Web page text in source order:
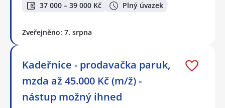
37 000 – 39 000 Kč Plný úvazek
Zveřejněno: 7. srpna
Kadeřnice - prodavačka paruk,
mzda až 45.000 Kč (m/ž) -
nástup možný ihned